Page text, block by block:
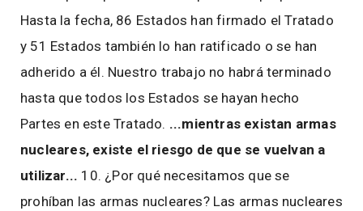
Hasta la fecha, 86 Estados han firmado el Tratado
y 51 Estados también lo han ratificado o se han
adherido a él. Nuestro trabajo no habrá terminado
hasta que todos los Estados se hayan hecho
Partes en este Tratado. ...mientras existan armas
nucleares, existe el riesgo de que se vuelvan a
utilizar... 10. ¿Por qué necesitamos que se
prohíban las armas nucleares? Las armas nucleares